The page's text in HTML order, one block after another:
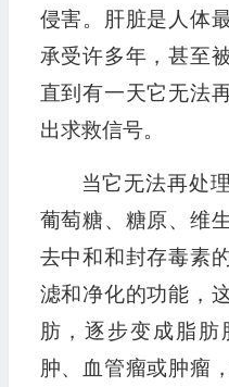
侵害。肝脏是人体
承受许多年，甚至
直到有一天它无法
出求救信号。
当它无法再处
葡萄糖、糖原、维
去中和和封存毒素
滤和净化的功能，
肪，逐步变成脂
肿、血管瘤或肿瘤